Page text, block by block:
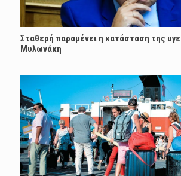
Σταθερή παραμένει η κατάσταση της
Μυλωνάκη